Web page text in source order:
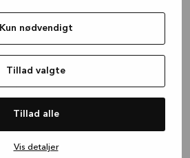
Kun nødvendigt
Tillad valgte
Tillad alle
Vis detaljer
(see the browser console for more
information).